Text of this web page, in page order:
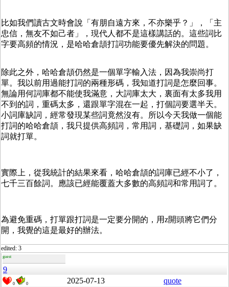
比如我們讀古文時會說「有朋自遠方來，不亦樂乎？」，「主
忠信，無友不如己者」，現代人都不是這樣講話的。這些詞比
字要高頻的情況，是哈哈倉頡打詞功能要優先解決的問題。
除此之外，哈哈倉頡仍然是一個單字輸入法，因為我崇尚打
單。我以前用過能打詞的兩種形碼，我知道打詞是怎麼回事。
無論用何詞庫都不能使我滿意，大詞庫太大，裏面有太多我用
不到的詞，重碼太多，還跟單字混在一起，打個詞要選半天。
小詞庫缺詞，經常發現某些詞竟然沒有。所以今天我做一個能
打詞的哈哈倉頡，我只提供高頻詞，常用詞，基礎詞，如果缺
詞就打單。
實際上，從我統計的結果來看，哈哈倉頡的詞庫已經不小了，
七千三百餘詞。應該已經能覆蓋大多數的高頻詞和常用詞了。
為避免重碼，打單跟打詞是一定要分開的，用z開頭將它們分
開，我覺的這是最好的辦法。
edited: 3
guest
9
0 0 2025-07-13 quote